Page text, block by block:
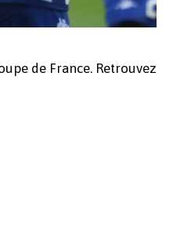
de France. Retrouvez